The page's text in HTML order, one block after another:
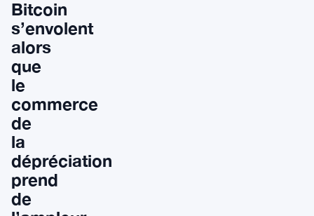
Bitcoin
s’envolent
alors
que
le
commerce
de
la
dépréciation
prend
de